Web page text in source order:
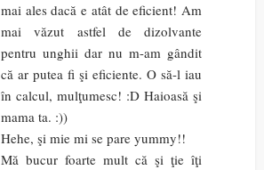
mai ales dacă e atât de eficient! Am
mai văzut astfel de dizolvante
pentru unghii dar nu m-am gândit
că ar putea fi şi eficiente. O să-l iau
în calcul, mulţumesc! :D Haioasă şi
mama ta. :))
Hehe, şi mie mi se pare yummy!!
Mă bucur foarte mult că şi ţie îţi